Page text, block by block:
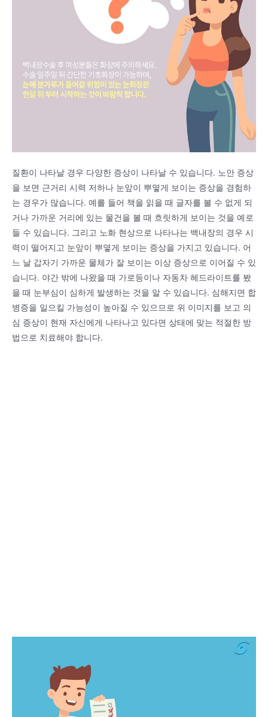
질환이 나타날 경우 다양한 증상이 나타날 수 있습니다. 노안 증상
을 보면 근거리 시력 저하나 눈앞이 뿌옇게 보이는 증상을 경험하
는 경우가 많습니다. 예를 들어 책을 읽을 때 글자를 볼 수 없게 되
거나 가까운 거리에 있는 물건을 볼 때 흐릿하게 보이는 것을 예로
들 수 있습니다. 그리고 노화 현상으로 나타나는 백내장의 경우 시
력이 떨어지고 눈앞이 뿌옇게 보이는 증상을 가지고 있습니다. 어
느 날 갑자기 가까운 물체가 잘 보이는 이상 증상으로 이어질 수 있
습니다. 야간 밖에 나왔을 때 가로등이나 자동차 헤드라이트를 봤
을 때 눈부심이 심하게 발생하는 것을 알 수 있습니다. 심해지면 합
병증을 일으킬 가능성이 높아질 수 있으므로 위 이미지를 보고 의
심 증상이 현재 자신에게 나타나고 있다면 상태에 맞는 적절한 방
법으로 치료해야 합니다.